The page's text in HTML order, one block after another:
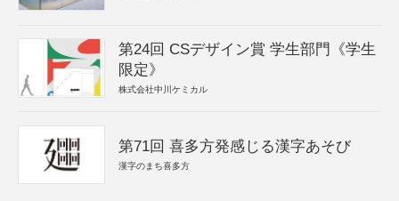
第24回 CSデザイン賞 学生部門《学生
限定》
株式会社中川ケミカル
第71回 喜多方発感じる漢字あそび
漢字のまち喜多方